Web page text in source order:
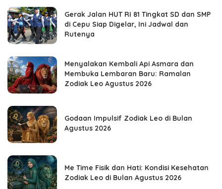
Gerak Jalan HUT RI 81 Tingkat SD dan SMP
di Cepu Siap Digelar, Ini Jadwal dan
Rutenya
Menyalakan Kembali Api Asmara dan
Membuka Lembaran Baru: Ramalan
Zodiak Leo Agustus 2026
Godaan Impulsif Zodiak Leo di Bulan
Agustus 2026
Me Time Fisik dan Hati: Kondisi Kesehatan
Zodiak Leo di Bulan Agustus 2026